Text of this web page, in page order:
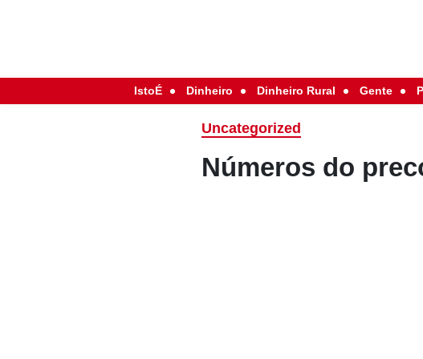
IstoÉ Dinheiro Dinheiro Rural Gente
Uncategorized
Números do